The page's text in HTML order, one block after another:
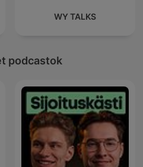
WY TALKS
podcastok